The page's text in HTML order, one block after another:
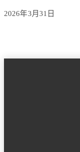
2026年3月31日